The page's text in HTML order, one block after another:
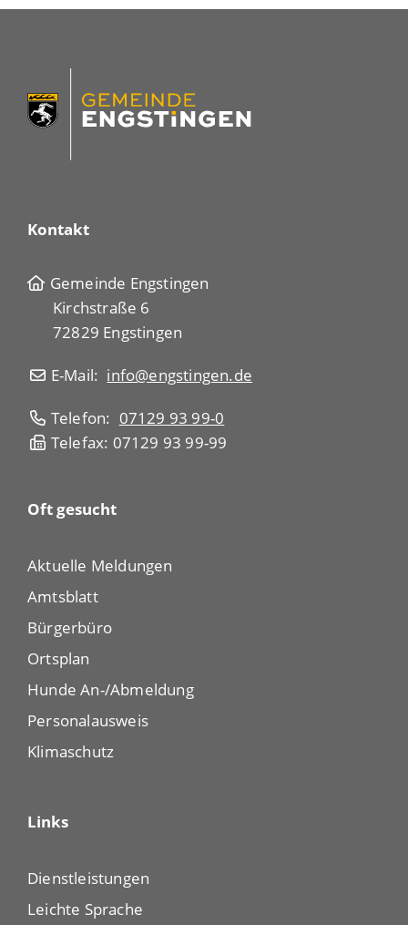
Kontakt
Gemeinde Engstingen
Kirchstraße 6
72829 Engstingen
E-Mail: info@engstingen.de
Telefon: 07129 93 99-0
Telefax: 07129 93 99-99
Oft gesucht
Aktuelle Meldungen
Amtsblatt
Bürgerbüro
Ortsplan
Hunde An-/Abmeldung
Personalausweis
Klimaschutz
Links
Dienstleistungen
Leichte Sprache